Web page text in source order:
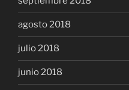
agosto 2018
julio 2018
junio 2018